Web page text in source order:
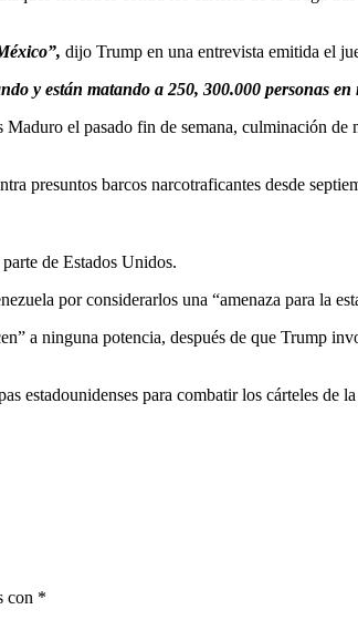
dijo Trump en una entrevista emitida el
y están matando a 250, 300.000 personas
el pasado fin de semana, culminación
presuntos barcos narcotraficantes desde
de Estados Unidos.
por considerarlos una “amenaza para la
a ninguna potencia, después de que Trump
estadounidenses para combatir los cárteles de
con *